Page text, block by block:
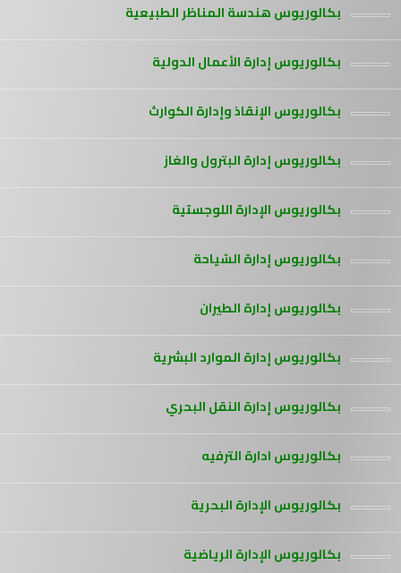
بكالوريوس هندسة المناظر الطبيعية
بكالوريوس إدارة الأعمال الدولية
بكالوريوس الإنقاذ وإدارة الكوارث
بكالوريوس إدارة البترول والغاز
بكالوريوس الإدارة اللوجستية
بكالوريوس إدارة السّياحة
بكالوريوس إدارة الطيران
بكالوريوس إدارة الموارد البشرية
بكالوريوس إدارة النقل البحري
بكالوريوس ادارة الترفيه
بكالوريوس الإدارة البحرية
بكالوريوس الإدارة الرياضية